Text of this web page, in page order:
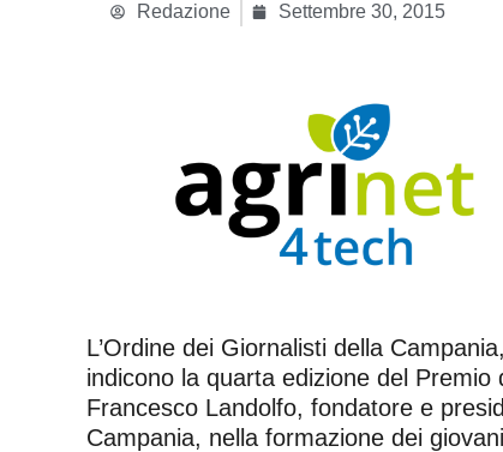
Redazione Settembre 30, 2015
L’Ordine dei Giornalisti della
indicono la quarta edizione del Premio
Francesco Landolfo, fondatore e
Campania, nella formazione dei